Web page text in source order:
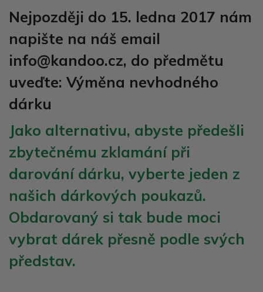
Nejpozději do 15. ledna 2017 nám
napište na náš email
info@kandoo.cz, do předmětu
uveďte: Výměna nevhodného
dárku
Jako alternativu, abyste předešli
zbytečnému zklamání při
darování dárku, vyberte jeden z
našich dárkových poukazů.
Obdarovaný si tak bude moci
vybrat dárek přesně podle svých
představ.